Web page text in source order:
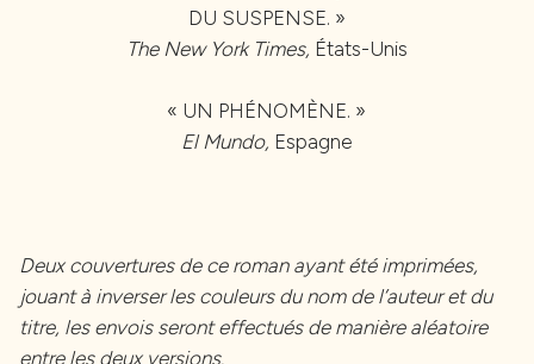
DU SUSPENSE. »
The New York Times, États-Unis
« UN PHÉNOMÈNE. »
El Mundo, Espagne
Deux couvertures de ce roman ayant été imprimées,
jouant à inverser les couleurs du nom de l’auteur et du
titre, les envois seront effectués de manière aléatoire
entre les deux versions.